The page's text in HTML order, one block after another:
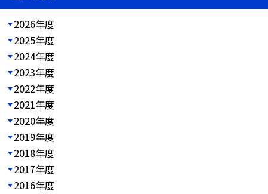
2026年度
2025年度
2024年度
2023年度
2022年度
2021年度
2020年度
2019年度
2018年度
2017年度
2016年度